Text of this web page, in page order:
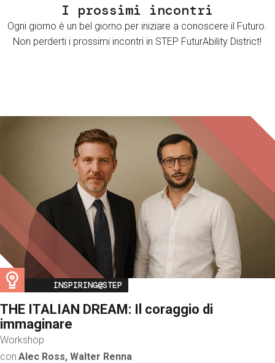
I prossimi incontri
Ogni giorno è un bel giorno per iniziare a conoscere il Futuro.
Non perderti i prossimi incontri in STEP FuturAbility District!
Image
INSPIRING@STEP
THE ITALIAN DREAM: Il coraggio di
immaginare
Workshop
con Alec Ross, Walter Renna